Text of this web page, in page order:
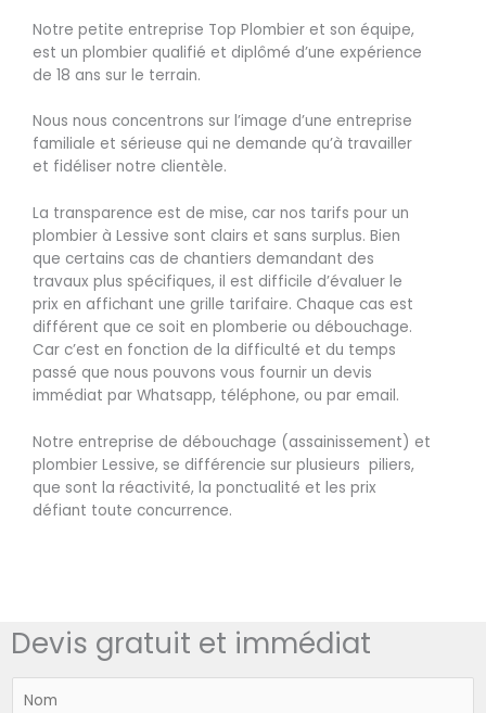
Notre petite entreprise Top Plombier et son équipe,
est un plombier qualifié et diplômé d’une expérience
de 18 ans sur le terrain.
Nous nous concentrons sur l’image d’une entreprise
familiale et sérieuse qui ne demande qu’à travailler
et fidéliser notre clientèle.
La transparence est de mise, car nos tarifs pour un
plombier à Lessive sont clairs et sans surplus. Bien
que certains cas de chantiers demandant des
travaux plus spécifiques, il est difficile d’évaluer le
prix en affichant une grille tarifaire. Chaque cas est
différent que ce soit en plomberie ou débouchage.
Car c’est en fonction de la difficulté et du temps
passé que nous pouvons vous fournir un devis
immédiat par Whatsapp, téléphone, ou par email.
Notre entreprise de débouchage (assainissement) et
plombier Lessive, se différencie sur plusieurs piliers,
que sont la réactivité, la ponctualité et les prix
défiant toute concurrence.
Devis gratuit et immédiat